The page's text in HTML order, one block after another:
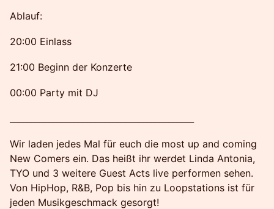
​Ablauf:
​20:00 Einlass
​21:00 Beginn der Konzerte
00:00 Party mit DJ
​Wir laden jedes Mal für euch die most up and coming
New Comers ein. Das heißt ihr werdet Linda Antonia,
TYO und 3 weitere Guest Acts live performen sehen.
Von HipHop, R&B, Pop bis hin zu Loopstations ist für
jeden Musikgeschmack gesorgt!